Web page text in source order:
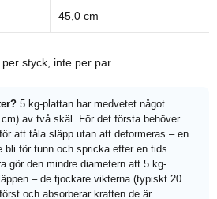
45,0 cm
styck, inte per par.
5 kg-plattan har medvetet något
av två skäl. För det första behöver
att tåla släpp utan att deformeras – en
bli för tunn och spricka efter en tids
gör den mindre diametern att 5 kg-
– de tjockare vikterna (typiskt 20
och absorberar kraften de är